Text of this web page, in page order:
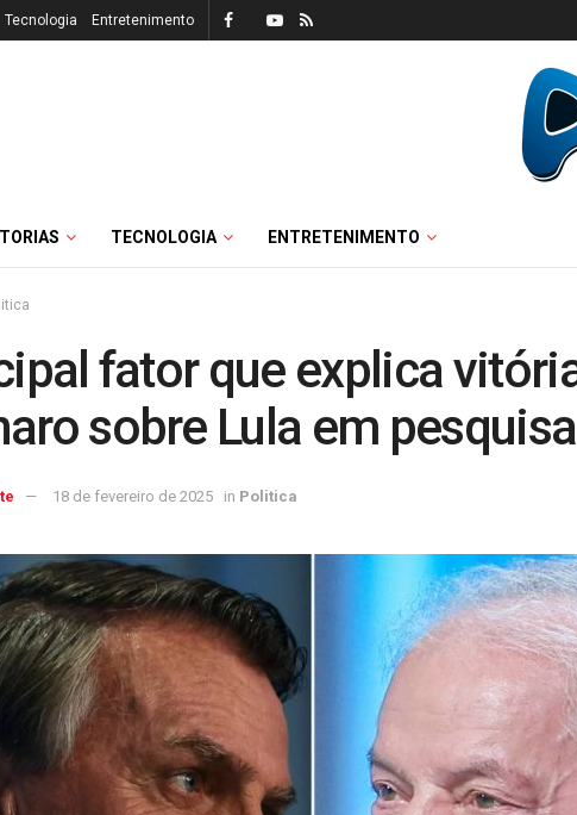
Tecnologia Entretenimento
TECNOLOGIA ENTRETENIMENTO
fator que explica
sobre Lula em pesquisa
18 de fevereiro de 2025 in Politica